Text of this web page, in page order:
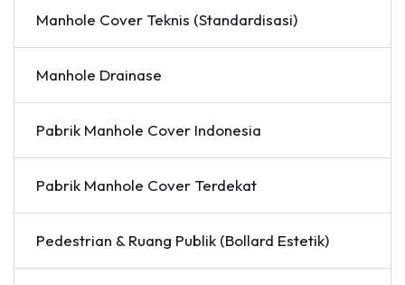
Manhole Cover Teknis (Standardisasi)
Manhole Drainase
Pabrik Manhole Cover Indonesia
Pabrik Manhole Cover Terdekat
Pedestrian & Ruang Publik (Bollard Estetik)